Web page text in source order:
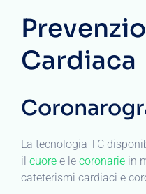
Cardiaca
La tecnologia TC
il cuore e le coronarie in
cateterismi cardiaci e